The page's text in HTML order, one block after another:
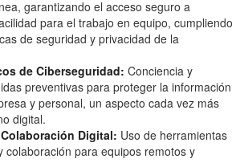
garantizando el acceso seguro a
para el trabajo en equipo, cumpliendo
de seguridad y privacidad de la
de Ciberseguridad: Conciencia y
preventivas para proteger la información
y personal, un aspecto cada vez más
digital.
Digital: Uso de herramientas
colaboración para equipos remotos y